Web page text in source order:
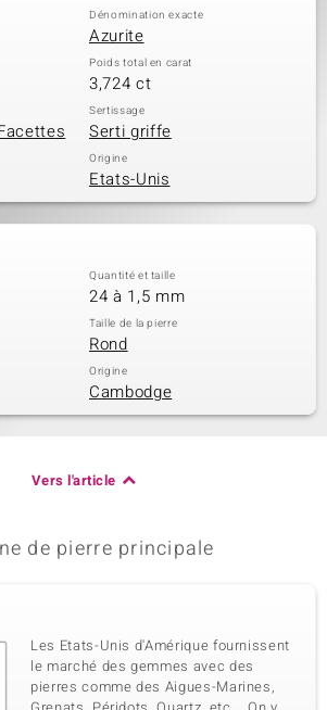
Dénomination exacte
Azurite
Poids total en carat
3,724 ct
Sertissage
Serti griffe
Origine
Etats-Unis
Quantité et taille
24 à 1,5 mm
Taille de la pierre
Rond
Origine
Cambodge
Vers l'article
de pierre principale
Les Etats-Unis d'Amérique fournissent
le marché des gemmes avec des
pierres comme des Aigues-Marines,